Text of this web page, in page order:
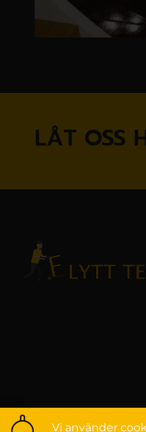
LÅT OSS
Vi använder